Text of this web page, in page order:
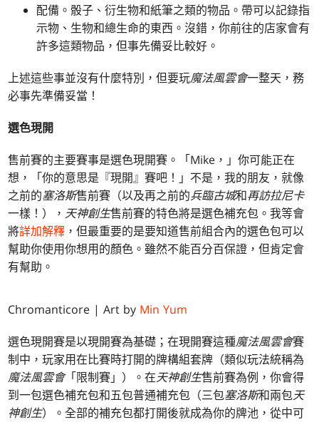
配備。骰子、衍生物和紙筆之類的物品。帶可以記錄指
示物、生物和總生命的東西。沒錯，你前往的店家會有
許多這類物品，但事先備妥比較好。
上述這些事並沒有什麼特別，但要玩魔法風雲會一整天，務
必事先準備妥當！
選色現開
售前賽的主要賽事是選色現開賽。「Mike，」你可能正在
想，「你的意思是『現開』賽吧！」不是，我的朋友，就像
之前的塞洛斯售前賽（以及再之前的兵臨古城和再訪拉尼卡
一樣！）， 天神創生售前賽的特色將是選色補充包。我等會
將詳加解釋 ，但最重要的是要知道售前組合內的選色包可以
幫助你使用你想用的顏色。雖然不能百分百保證，但肯定會
有幫助。
Chromanticore | Art by Min Yum
選色現開賽是以現開賽為基礎；在現開賽這種魔法風雲會賽
制中，玩家用在比賽時打開的牌構組套牌（類似玩法統稱為
魔法風雲會「限制賽」）。在天神創生售前賽為例，你會得
到一包選色補充包和五包普通補充包（三包塞洛斯和兩包天
神創生）。全部的補充包都打開後就成為你的牌池，從中可